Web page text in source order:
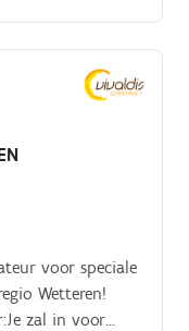
voor speciale
Wetteren!
zal in voor